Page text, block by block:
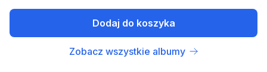
Dodaj do koszyka
Zobacz wszystkie albumy